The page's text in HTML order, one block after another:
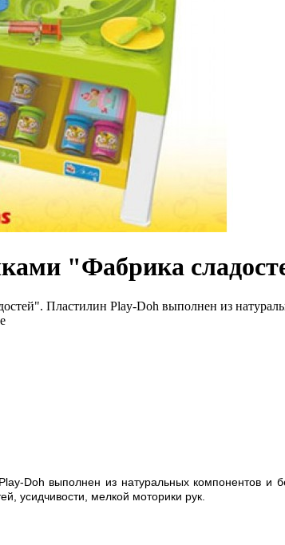
"Фабрика
Пластилин Play-Doh выполнен из
Doh выполнен из натуральных компонентов
усидчивости, мелкой моторики рук.